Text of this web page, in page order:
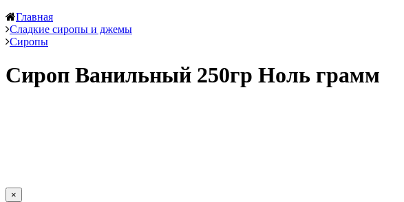
Главная
Сладкие сиропы и джемы
Сиропы
Сироп Ванильный 250гр Ноль грамм
×